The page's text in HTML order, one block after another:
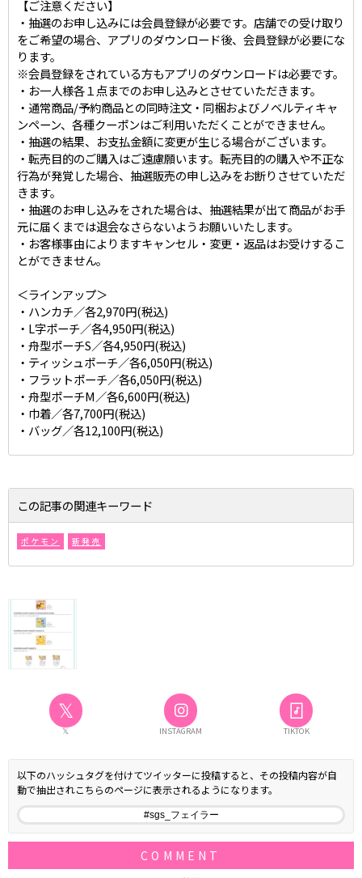
【ご注意ください】
・抽選のお申し込みには会員登録が必要です。店舗での受け取り
をご希望の場合、アプリのダウンロード後、会員登録が必要にな
ります。
※会員登録をされている方もアプリのダウンロードは必要です。
・お一人様各１点までのお申し込みとさせていただきます。
・通常商品/予約商品との同時注文・同梱およびノベルティキャ
ンペーン、各種クーポンはご利用いただくことができません。
・抽選の結果、お支払金額に変更が生じる場合がございます。
・転売目的のご購入はご遠慮願います。転売目的の購入や不正な
行為が発覚した場合、抽選販売の申し込みをお断りさせていただ
きます。
・抽選のお申し込みをされた場合は、抽選結果が出て商品がお手
元に届くまでは退会なさらないようお願いいたします。
・お客様事由によりますキャンセル・変更・返品はお受けするこ
とができません。
＜ラインアップ＞
・ハンカチ／各2,970円(税込)
・L字ポーチ／各4,950円(税込)
・舟型ポーチS／各4,950円(税込)
・ティッシュポーチ／各6,050円(税込)
・フラットポーチ／各6,050円(税込)
・舟型ポーチM／各6,600円(税込)
・巾着／各7,700円(税込)
・バッグ／各12,100円(税込)
この記事の関連キーワード
ポケモン 新発売
𝕏
𝕏 INSTAGRAM TIKTOK
以下のハッシュタグを付けてツイッターに投稿すると、その投稿内容が自
動で抽出されこちらのページに表示されるようになります。
COMMENT